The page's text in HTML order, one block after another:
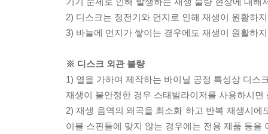
2) 디스크는 정전기와 먼지로 인해 재생이 원활하
3) 바늘에 먼지가 쌓이는 경우에도 재생이 원활하
※ 디스크 외관 불량
1) 열을 가하여 제작하는 바이닐 공정 특성상 디스
재생이 불안정한 경우 스태빌라이저를 사용하시
2) 재생 음역의 왜곡을 최소화 하고 반복 재생시
이블 스핀들에 맞지 않는 경우에는 전용 제품 등